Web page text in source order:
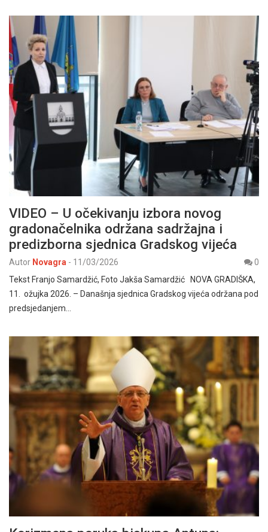
VIDEO – U očekivanju izbora novog
gradonačelnika održana sadržajna i
predizborna sjednica Gradskog vijeća
Autor Novagra - 11/03/2026
0
Tekst Franjo Samardžić, Foto Jakša Samardžić NOVA GRADIŠKA,
11. ožujka 2026. – Današnja sjednica Gradskog vijeća održana pod
predsjedanjem…